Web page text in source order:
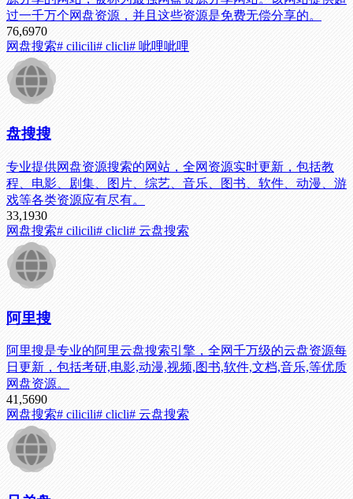
过一千万个网盘资源，并且这些资源是免费无偿分享的。
76,6970
网盘搜索# cilicili# clicli# 呲哩呲哩
盘搜搜
专业提供网盘资源搜索的网站，全网资源实时更新，包括教
程、电影、剧集、图片、综艺、音乐、图书、软件、动漫、游
戏等各类资源应有尽有。
33,1930
网盘搜索# cilicili# clicli# 云盘搜索
阿里搜
阿里搜是专业的阿里云盘搜索引擎，全网千万级的云盘资源每
日更新，包括考研,电影,动漫,视频,图书,软件,文档,音乐,等优质
网盘资源。
41,5690
网盘搜索# cilicili# clicli# 云盘搜索